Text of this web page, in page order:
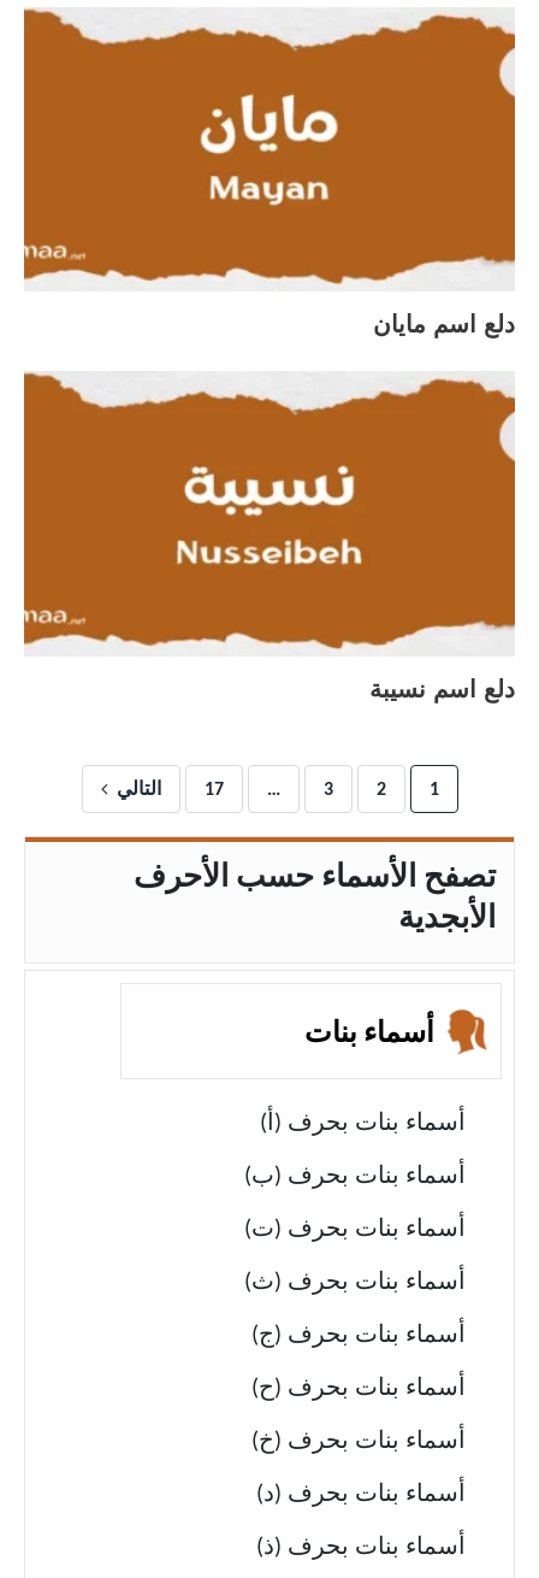
دلع اسم مايان
دلع اسم نسيبة
1
2
3
…
17 التالي
تصفح الأسماء حسب الأحرف
الأبجدية
أسماء بنات
أسماء بنات بحرف (أ)
أسماء بنات بحرف (ب)
أسماء بنات بحرف (ت)
أسماء بنات بحرف (ث)
أسماء بنات بحرف (ج)
أسماء بنات بحرف (ح)
أسماء بنات بحرف (خ)
أسماء بنات بحرف (د)
أسماء بنات بحرف (ذ)